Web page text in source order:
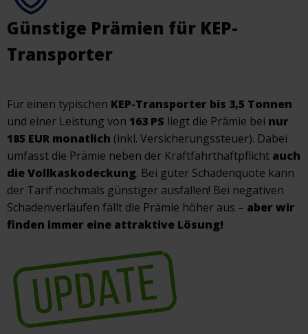
Günstige Prämien für KEP-
Transporter
Für einen typischen KEP-Transporter bis 3,5 Tonnen
und einer Leistung von 163 PS liegt die Prämie bei nur
185 EUR monatlich (inkl. Versicherungssteuer). Dabei
umfasst die Prämie neben der Kraftfahrthaftpflicht auch
die Vollkaskodeckung. Bei guter Schadenquote kann
der Tarif nochmals günstiger ausfallen! Bei negativen
Schadenverläufen fällt die Prämie höher aus – aber wir
finden immer eine attraktive Lösung!